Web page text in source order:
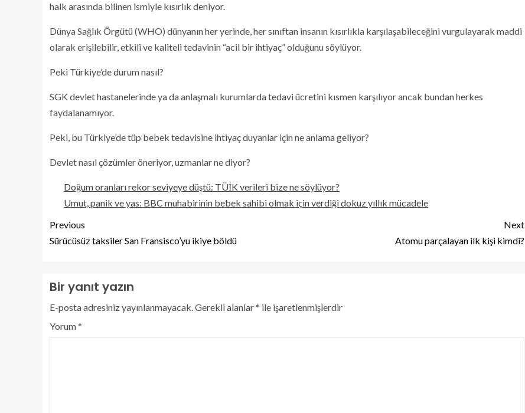
halk arasında bilinen ismiyle kısırlık deniyor.
Dünya Sağlık Örgütü (WHO) dünyanın her yerinde, her sınıftan insanın kısırlıkla karşılaşabileceğini vurgulayarak maddi
olarak erişilebilir, etkili ve kaliteli tedavinin “acil bir ihtiyaç” olduğunu söylüyor.
Peki Türkiye’de durum nasıl?
SGK devlet hastanelerinde ya da anlaşmalı kurumlarda tedavi ücretini kısmen karşılıyor ancak bundan herkes
faydalanamıyor.
Peki, bu Türkiye’de tüp bebek tedavisine ihtiyaç duyanlar için ne anlama geliyor?
Devlet nasıl çözümler öneriyor, uzmanlar ne diyor?
Doğum oranları rekor seviyeye düştü: TÜİK verileri bize ne söylüyor?
Umut, panik ve yas: BBC muhabirinin bebek sahibi olmak için verdiği dokuz yıllık mücadele
Previous
Sürücüsüz taksiler San Fransisco’yu ikiye böldü
Next
Atomu parçalayan ilk kişi kimdi?
Bir yanıt yazın
E-posta adresiniz yayınlanmayacak.Gerekli alanlar* ile işaretlenmişlerdir
Yorum*